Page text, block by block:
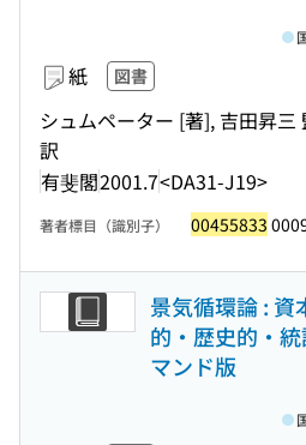
紙 図書
シュムペーター [著], 吉田昇三
訳
有斐閣2001.7<DA31-J19>
著者標目（識別子） 00455833
景気循環論 : 資
的・歴史的・
マンド版